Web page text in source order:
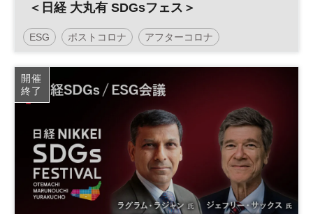
＜日経 大丸有 SDGsフェス＞
ESG ポストコロナ アフターコロナ
日経SDGsフェス 金融 SDGs ESG投資
資産運用 参加無料
開催
終了